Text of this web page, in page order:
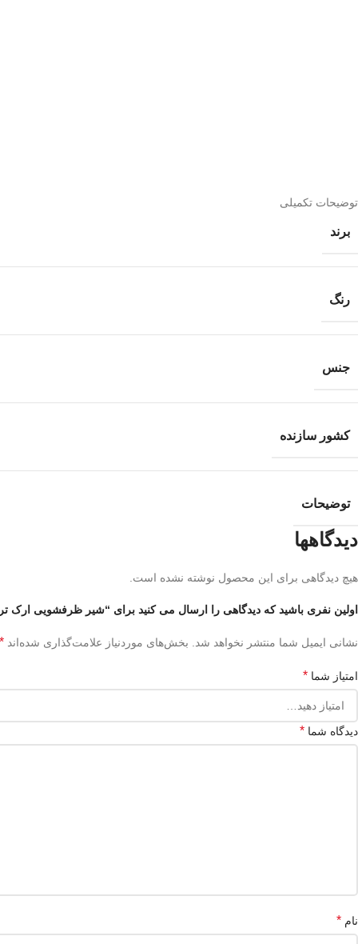
توضیحات تکمیلی
برند
رنگ
جنس
کشور سازنده
توضیحات
دیدگاهها
هیچ دیدگاهی برای این محصول نوشته نشده است.
اولین نفری باشید که دیدگاهی را ارسال می کنید برای “شیر ظرفشویی ارک
نشانی ایمیل شما منتشر نخواهد شد. بخش‌های موردنیاز علامت‌گذاری شده‌اند *
امتیاز شما *
دیدگاه شما *
نام *